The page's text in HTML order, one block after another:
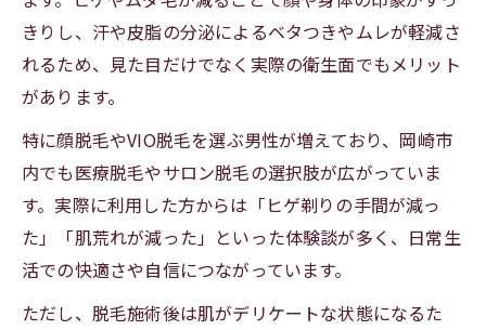
脱毛で体臭やムレの悩みを減らすポイント
岡崎で見つかる体臭対策向け脱毛の特徴
脱毛毛穴ケアと体臭対策の相性を知ろう
メンズ脱毛で後悔しない体臭ケアの秘訣
岡崎市で脱毛を始めるべき理由を解説
岡崎で脱毛を選ぶことで得られるメリット
脱毛毛穴ケアが岡崎で注目される理由とは
体臭やムレの悩み解決に岡崎脱毛が最適な
訳
きりし、汗や皮脂の分泌によるベタつきやムレが軽減さ
れるため、見た目だけでなく実際の衛生面でもメリット
があります。
特に顔脱毛やVIO脱毛を選ぶ男性が増えており、岡崎市
内でも医療脱毛やサロン脱毛の選択肢が広がっていま
す。実際に利用した方からは「ヒゲ剃りの手間が減っ
た」「肌荒れが減った」といった体験談が多く、日常生
活での快適さや自信につながっています。
ただし、脱毛施術後は肌がデリケートな状態になるた